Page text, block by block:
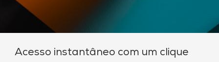
Acesso instantâneo com um clique